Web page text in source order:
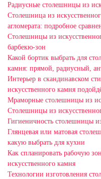
Радиусные столешницы из
Столешница из
агломерата: подробное
Столешницы из
барбекю-зон
Какой бортик выбрать для
камня: прямой, радиусный,
Интерьер в скандинавском
искусственного камня
Мраморные столешницы из
Столешницы из
Гигиеничность столешницы
Глянцевая или матовая
какую выбрать для кухни
Как спланировать рабочую
искусственного камня
Технологии изготовления